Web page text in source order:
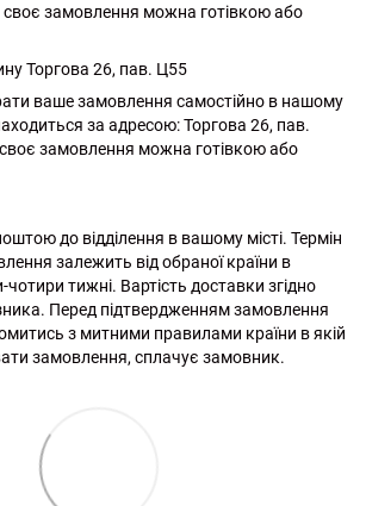
замовлення можна готівкою або
Торгова 26, пав. Ц55
ваше замовлення самостійно в нашому
за адресою: Торгова 26, пав.
замовлення можна готівкою або
до відділення в вашому місті. Термін
залежить від обраної країни в
тижні. Вартість доставки згідно
Перед підтвердженням замовлення
з митними правилами країни в якій
замовлення, сплачує замовник.